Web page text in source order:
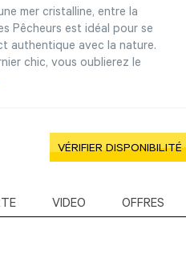
mer cristalline, entre la
Pêcheurs est idéal pour se
authentique avec la nature.
chic, vous oublierez le
VÉRIFIER DISPONIBILITÉ
VIDEO OFFRES